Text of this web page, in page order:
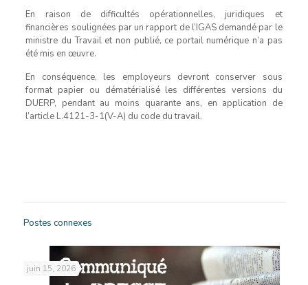
En raison de difficultés opérationnelles, juridiques et
financières soulignées par un rapport de l’IGAS demandé par le
ministre du Travail et non publié, ce portail numérique n’a pas
été mis en œuvre.
En conséquence, les employeurs devront conserver sous
format papier ou dématérialisé les différentes versions du
DUERP, pendant au moins quarante ans, en application de
l’article L.4121-3-1(V-A) du code du travail.
Postes connexes
juin 15, 2026